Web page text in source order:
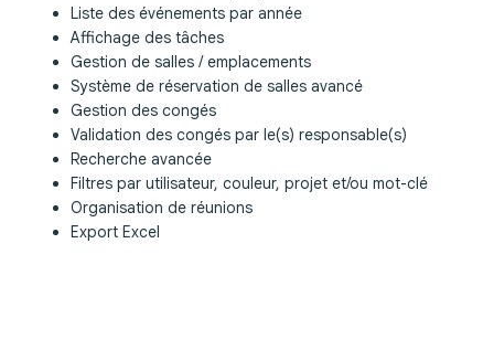
Liste des événements par année
Affichage des tâches
Gestion de salles / emplacements
Système de réservation de salles avancé
Gestion des congés
Validation des congés par le(s) responsable(s)
Recherche avancée
Filtres par utilisateur, couleur, projet et/ou mot-clé
Organisation de réunions
Export Excel